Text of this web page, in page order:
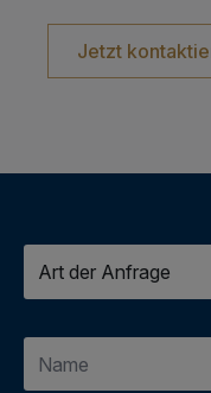
Jetzt
Art
dert
Anfrage